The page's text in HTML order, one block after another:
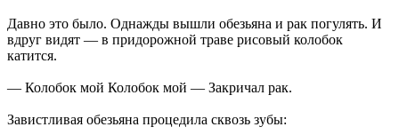
Давно это было. Однажды вышли обезьяна и рак погулять. И
вдруг видят — в придорожной траве рисовый колобок
катится.
— Колобок мой Колобок мой — Закричал рак.
Завистливая обезьяна процедила сквозь зубы: